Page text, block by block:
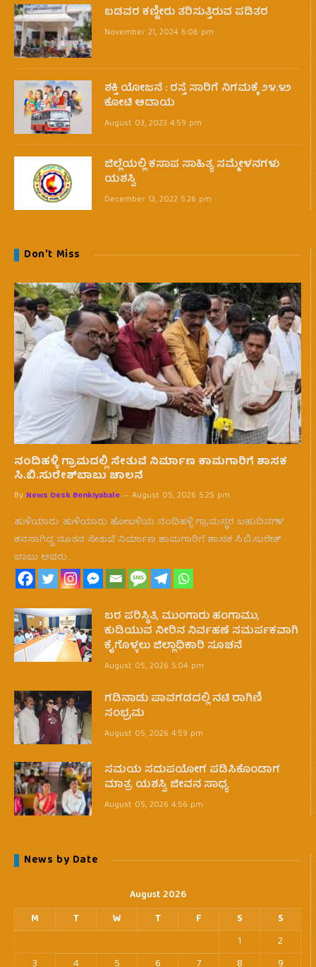
ಬಡವರ ಕಣ್ಣೀರು ತರಿಸುತ್ತಿರುವ ಪಡಿತರ
November 21, 2024 6:06 pm
ಶಕ್ತಿ ಯೋಜನೆ : ರಸ್ತೆ ಸಾರಿಗೆ ನಿಗಮಕ್ಕೆ ೨೪.೪೨
ಕೋಟಿ ಆದಾಯ
August 03, 2023 4:59 pm
ಜಿಲ್ಲೆಯಲ್ಲಿ ಕಸಾಪ ಸಾಹಿತ್ಯ ಸಮ್ಮೇಳನಗಳು
ಯಶಸ್ವಿ
December 13, 2022 5:26 pm
Don't Miss
ನಂದಿಹಳ್ಳಿ ಗ್ರಾಮದಲ್ಲಿ ಸೇತುವೆ ನಿರ್ಮಾಣ ಕಾಮಗಾರಿಗೆ ಶಾಸಕ
ಸಿ.ಬಿ.ಸುರೇಶ್‌ಬಾಬು ಚಾಲನೆ
By News Desk Benkiyabale August 05, 2026 5:25 pm
ಹುಳಿಯಾರು: ಹುಳಿಯಾರು ಹೋಬಳಿಯ ನಂದಿಹಳ್ಳಿ ಗ್ರಾಮಸ್ಥರ ಬಹುದಿನಗಳ
ಕನಸಾಗಿದ್ದ ನೂತನ ಸೇತುವೆ ನಿರ್ಮಾಣ ಕಾಮಗಾರಿಗೆ ಶಾಸಕ ಸಿ.ಬಿ.ಸುರೇಶ್
ಬಾಬು ಅವರು…
ಬರ ಪರಿಸ್ಥಿತಿ, ಮುಂಗಾರು ಹಂಗಾಮು,
ಕುಡಿಯುವ ನೀರಿನ ನಿರ್ವಹಣೆ ಸಮರ್ಪಕವಾಗಿ
ಕೈಗೊಳ್ಳಲು ಜಿಲ್ಲಾಧಿಕಾರಿ ಸೂಚನೆ
August 05, 2026 5:04 pm
ಗಡಿನಾಡು ಪಾವಗಡದಲ್ಲಿ ನಟಿ ರಾಗಿಣಿ
ಸಂಭ್ರಮ
August 05, 2026 4:59 pm
ಸಮಯ ಸದುಪಯೋಗ ಪಡಿಸಿಕೊಂಡಾಗ
ಮಾತ್ರ ಯಶಸ್ವಿ ಜೀವನ ಸಾಧ್ಯ
August 05, 2026 4:56 pm
News by Date
August 2026
M
T W T F S
S
1
2